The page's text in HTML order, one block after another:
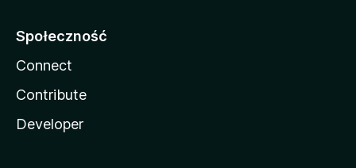
Społeczność
Connect
Contribute
Developer